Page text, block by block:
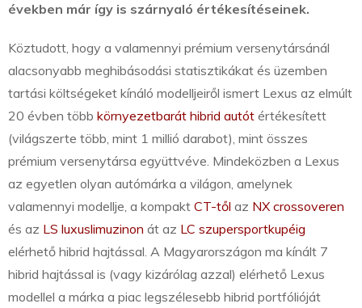
években már így is szárnyaló értékesítéseinek.
Köztudott, hogy a valamennyi prémium versenytársánál
alacsonyabb meghibásodási statisztikákat és üzemben
tartási költségeket kínáló modelljeiről ismert Lexus az elmúlt
20 évben több környezetbarát hibrid autót értékesített
(világszerte több, mint 1 millió darabot), mint összes
prémium versenytársa együttvéve. Mindeközben a Lexus
az egyetlen olyan autómárka a világon, amelynek
valamennyi modellje, a kompakt CT-től az NX crossoveren
és az LS luxuslimuzinon át az LC szupersportkupéig
elérhető hibrid hajtással. A Magyarországon ma kínált 7
hibrid hajtással is (vagy kizárólag azzal) elérhető Lexus
modellel a márka a piac legszélesebb hibrid portfólióját